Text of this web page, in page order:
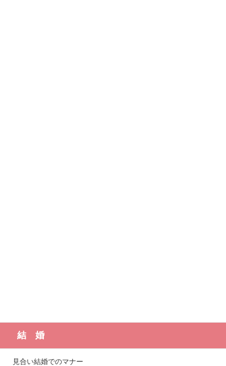
結 婚
見合い結婚でのマナー